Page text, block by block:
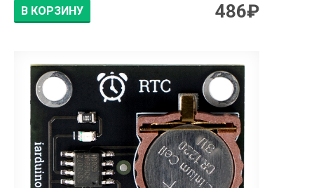
В КОРЗИНУ
486₽